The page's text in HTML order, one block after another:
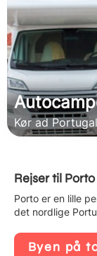
Kør ad
Rejser til Porto
Porto er en lille
det nordlige
Byen på